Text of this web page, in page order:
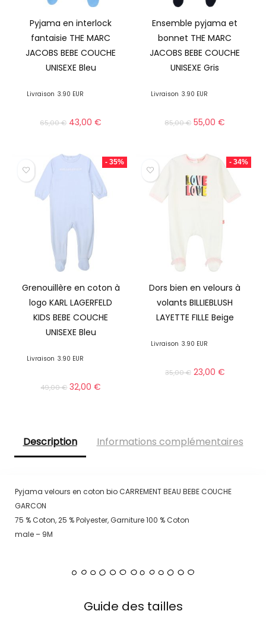
Pyjama en interlock
fantaisie THE MARC
JACOBS BEBE COUCHE
UNISEXE Bleu
Livraison 3.90 EUR
65,00€ 43,00€
Ensemble pyjama et
bonnet THE MARC
JACOBS BEBE COUCHE
UNISEXE Gris
Livraison 3.90 EUR
85,00€ 55,00€
- 35%
Grenouillère en coton à
logo KARL LAGERFELD
KIDS BEBE COUCHE
UNISEXE Bleu
Livraison 3.90 EUR
49,00€ 32,00€
- 34%
Dors bien en velours à
volants BILLIEBLUSH
LAYETTE FILLE Beige
Livraison 3.90 EUR
35,00€ 23,00 €
Description Informations complémentaires
Pyjama velours en coton bio CARREMENT BEAU BEBE COUCHE
GARCON
75 % Coton, 25 % Polyester, Garniture 100 % Coton
male – 9M
Guide des tailles